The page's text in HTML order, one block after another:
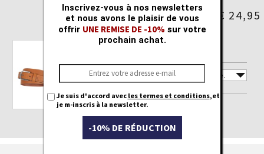
LIES
€ 24,95
BELT COGNAC
TAILLE
QTY
Inscrivez-vous à nos newsletters
et nous avons le plaisir de vous
offrir UNE REMISE DE -10% sur votre
prochain achat.
Je suis d'accord avec les termes et conditions,et
je m-inscris à la newsletter.
-10% DE RÉDUCTION